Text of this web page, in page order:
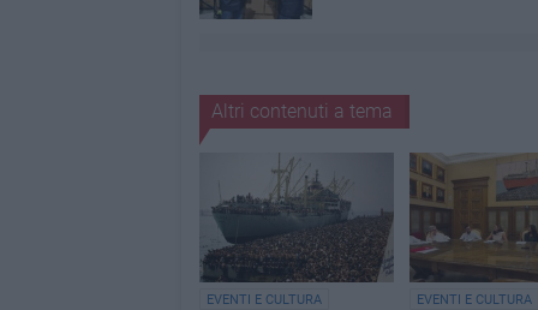
Altri contenuti a tema
EVENTI E CULTURA EVENTI E CULTURA